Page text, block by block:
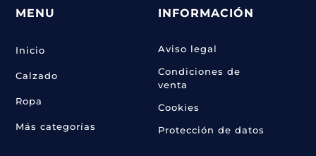
MENU
Inicio
Calzado
Ropa
Más categorías
INFORMACIÓN
Aviso legal
Condiciones de
venta
Cookies
Protección de datos